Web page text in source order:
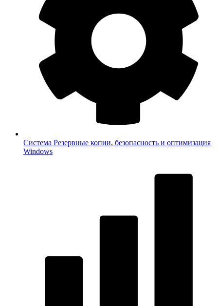
Система Резервные копии, безопасность и оптимизация
Windows